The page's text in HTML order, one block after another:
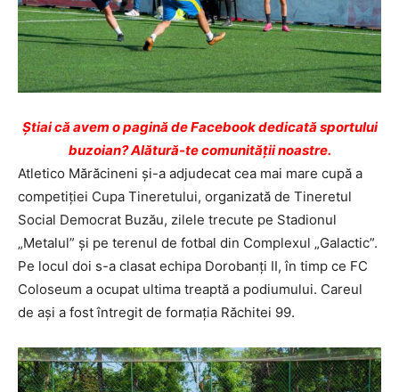
Ştiai că avem o pagină de Facebook dedicată sportului
buzoian? Alătură-te comunității noastre.
Atletico Mărăcineni şi-a adjudecat cea mai mare cupă a
competiţiei Cupa Tineretului, organizată de Tineretul
Social Democrat Buzău, zilele trecute pe Stadionul
„Metalul” şi pe terenul de fotbal din Complexul „Galactic”.
Pe locul doi s-a clasat echipa Dorobanţi II, în timp ce FC
Coloseum a ocupat ultima treaptă a podiumului. Careul
de aşi a fost întregit de formaţia Răchitei 99.